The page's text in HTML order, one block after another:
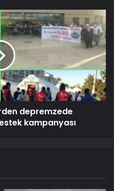
depremzede
kampanyası